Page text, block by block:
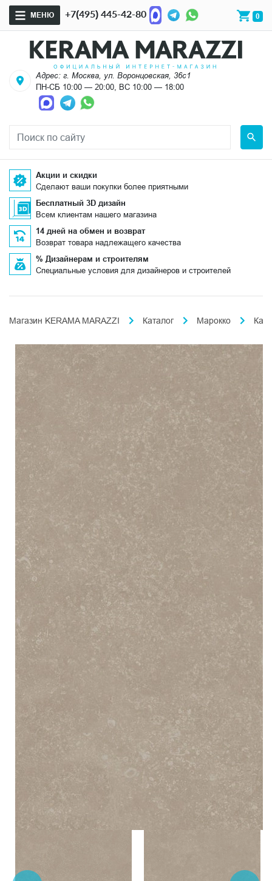
МЕНЮ +7(495) 445-42-80 0
Адрес: г. Москва, ул. Воронцовская, 36с1
ПН-СБ 10:00 — 20:00, ВС 10:00 — 18:00
Акции и скидки
Сделают ваши покупки более приятными
Бесплатный 3D дизайн
Всем клиентам нашего магазина
14 дней на обмен и возврат
Возврат товара надлежащего качества
% Дизайнерам и строителям
Специальные условия для дизайнеров и строителей
Магазин KERAMA MARAZZI Каталог Марокко